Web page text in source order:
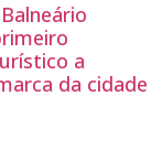
a
da cidade